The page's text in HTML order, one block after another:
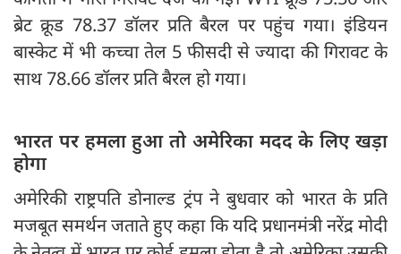
ब्रेट क्रूड 78.37 डॉलर प्रति बैरल पर पहुंच गया। इंडियन
बास्केट में भी कच्चा तेल 5 फीसदी से ज्यादा की गिरावट के
साथ 78.66 डॉलर प्रति बैरल हो गया।
भारत पर हमला हुआ तो अमेरिका मदद के लिए खड़ा
होगा
अमेरिकी राष्ट्रपति डोनाल्ड ट्रंप ने बुधवार को भारत के प्रति
मजबूत समर्थन जताते हुए कहा कि यदि प्रधानमंत्री नरेंद्र मोदी